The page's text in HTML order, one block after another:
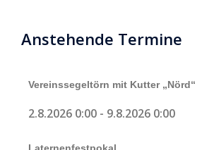
Anstehende Termine
Vereinssegeltörn mit Kutter „Nörd“
2.8.2026 0:00 - 9.8.2026 0:00
Laternenfestpokal